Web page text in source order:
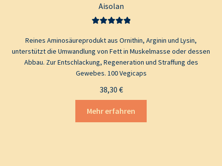
Aisolan
5.00von 5
Reines Aminosäureprodukt aus Ornithin, Arginin und Lysin,
unterstützt die Umwandlung von Fett in Muskelmasse oder dessen
Abbau. Zur Entschlackung, Regeneration und Straffung des
Gewebes. 100 Vegicaps
38,30 €
Mehr erfahren